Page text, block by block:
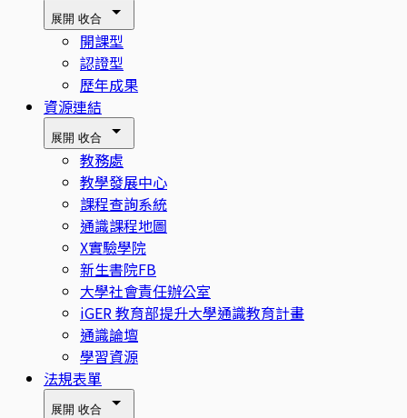
展開 收合
開課型
認證型
歷年成果
資源連結
展開 收合
教務處
教學發展中心
課程查詢系統
通識課程地圖
X實驗學院
新生書院FB
大學社會責任辦公室
iGER 教育部提升大學通識教育計畫
通識論壇
學習資源
法規表單
展開 收合